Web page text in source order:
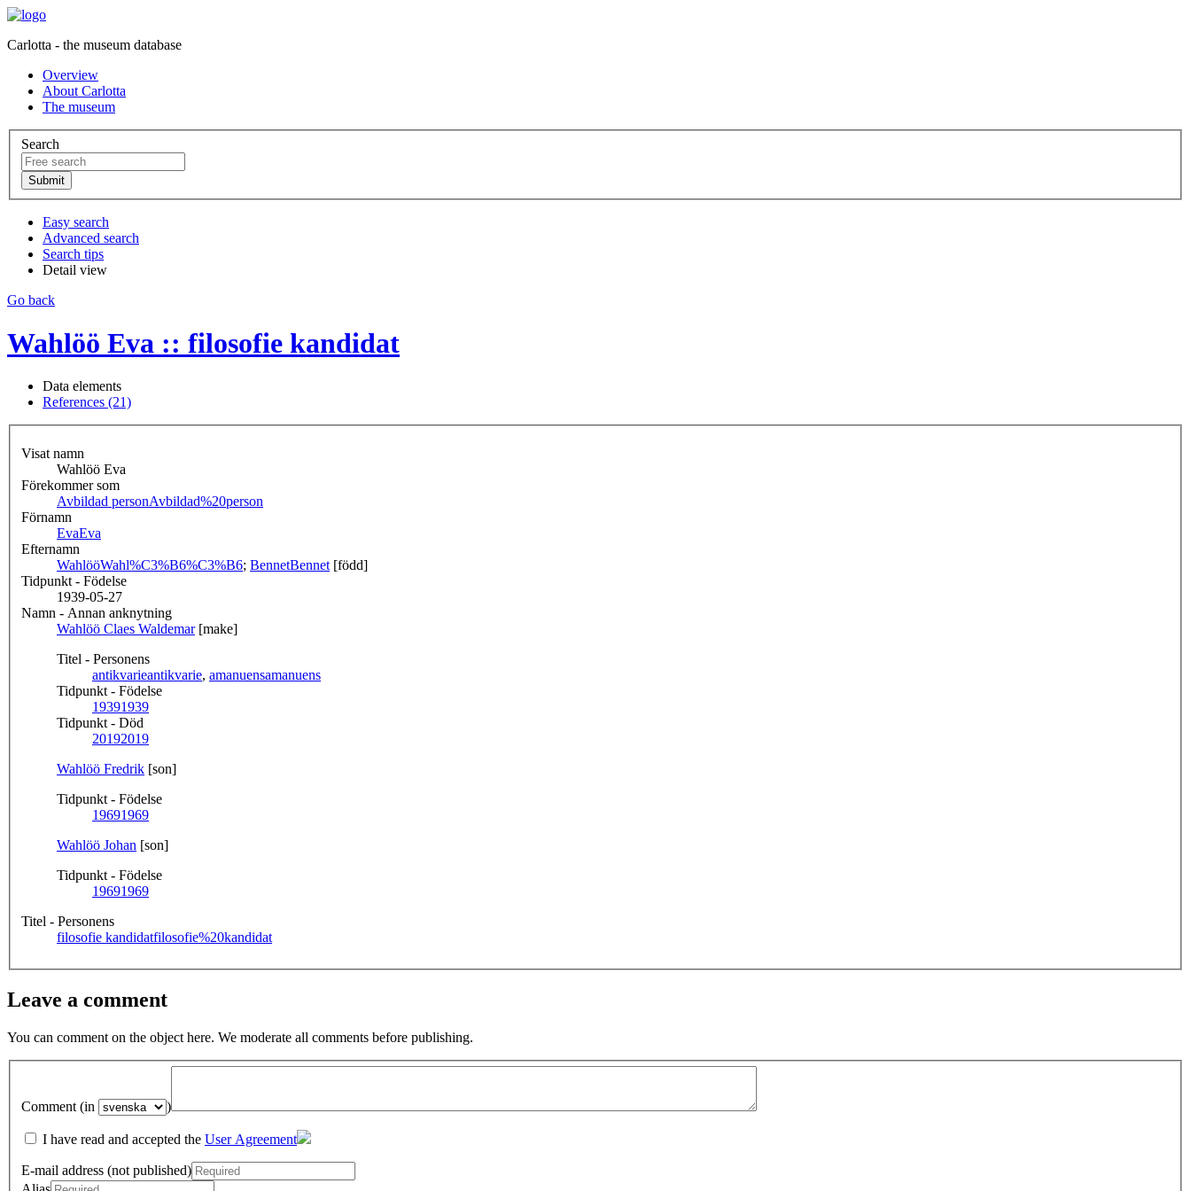
Carlotta - the museum database
Overview
About Carlotta
The museum
Search
Easy search
Advanced search
Search tips
Detail view
Go back
Wahlöö Eva :: filosofie kandidat
Data elements
References (21)
Visat namn
Wahlöö Eva
Förekommer som
Avbildad personAvbildad%20person
Förnamn
EvaEva
Efternamn
WahlööWahl%C3%B6%C3%B6; BennetBennet [född]
Tidpunkt - Födelse
1939-05-27
Namn - Annan anknytning
Wahlöö Claes Waldemar[make]
Titel - Personens
antikvarieantikvarie, amanuensamanuens
Tidpunkt - Födelse
19391939
Tidpunkt - Död
20192019
Wahlöö Fredrik [son]
Tidpunkt - Födelse
19691969
Wahlöö Johan [son]
Tidpunkt - Födelse
19691969
Titel - Personens
filosofie kandidatfilosofie%20kandidat
Leave a comment
You can comment on the object here. We moderate all comments before publishing.
Comment (in )
I have read and accepted the User Agreement
E-mail address (not published)